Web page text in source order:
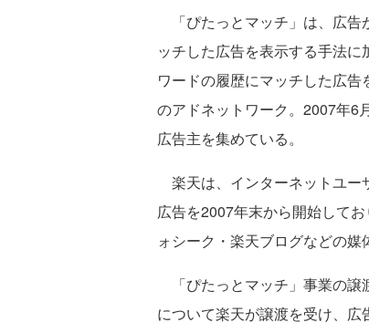
「ぴたっとマッチ」は、広告
ッチした広告を表示する手法
ワードの履歴にマッチした広
のアドネットワーク。2007年6
広告主を集めている。
楽天は、インターネットユー
広告を2007年末から開始して
ォシーク・楽天ブログなどの媒
「ぴたっとマッチ」事業の譲
について楽天が譲渡を受け、